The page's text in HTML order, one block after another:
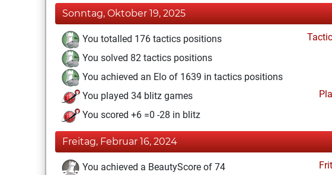
Sonntag, Oktober 19, 2025
You totalled 176 tactics positions
You solved 82 tactics positions
You achieved an Elo of 1639 in tactics positions
You played 34 blitz games
You scored +6 =0 -28 in blitz
Freitag, Februar 16, 2024
You achieved a BeautyScore of 74